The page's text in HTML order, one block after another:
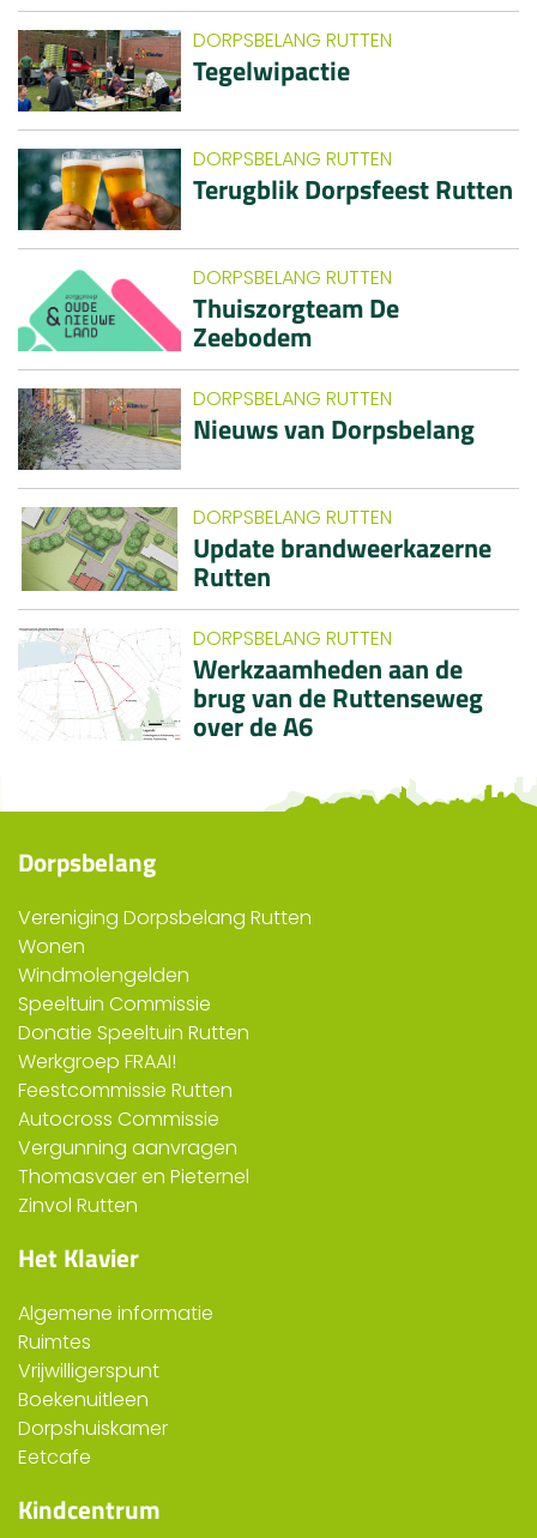
DORPSBELANG RUTTEN
Tegelwipactie
DORPSBELANG RUTTEN
Terugblik Dorpsfeest Rutten
DORPSBELANG RUTTEN
Thuiszorgteam De
Zeebodem
DORPSBELANG RUTTEN
Nieuws van Dorpsbelang
DORPSBELANG RUTTEN
Update brandweerkazerne
Rutten
DORPSBELANG RUTTEN
Werkzaamheden aan de
brug van de Ruttenseweg
over de A6
Dorpsbelang
Vereniging Dorpsbelang Rutten
Wonen
Windmolengelden
Speeltuin Commissie
Donatie Speeltuin Rutten
Werkgroep FRAAI!
Feestcommissie Rutten
Autocross Commissie
Vergunning aanvragen
Thomasvaer en Pieternel
Zinvol Rutten
Het Klavier
Algemene informatie
Ruimtes
Vrijwilligerspunt
Boekenuitleen
Dorpshuiskamer
Eetcafe
Kindcentrum